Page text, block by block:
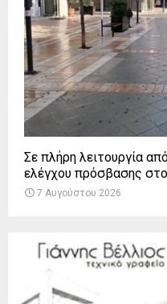
Σε πλήρη λειτουργία
ελέγχου πρόσβασης
7 Αυγούστου 2026